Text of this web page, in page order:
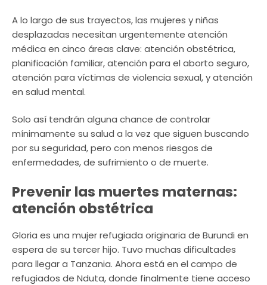
A lo largo de sus trayectos, las mujeres y niñas
desplazadas necesitan urgentemente atención
médica en cinco áreas clave: atención obstétrica,
planificación familiar, atención para el aborto seguro,
atención para víctimas de violencia sexual, y atención
en salud mental.
Solo así tendrán alguna chance de controlar
mínimamente su salud a la vez que siguen buscando
por su seguridad, pero con menos riesgos de
enfermedades, de sufrimiento o de muerte.
Prevenir las muertes maternas:
atención obstétrica
Gloria es una mujer refugiada originaria de Burundi en
espera de su tercer hijo. Tuvo muchas dificultades
para llegar a Tanzania. Ahora está en el campo de
refugiados de Nduta, donde finalmente tiene acceso